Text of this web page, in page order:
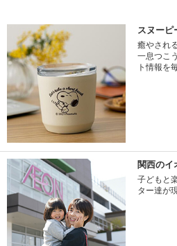
スヌーピ
癒やされ
一息つこ
ト情報を
関西のイ
子どもと
ター達が